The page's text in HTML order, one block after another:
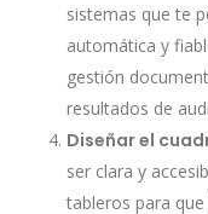
sistemas que te
automática y
gestión
resultados de
Diseñar el
ser clara y
tableros para